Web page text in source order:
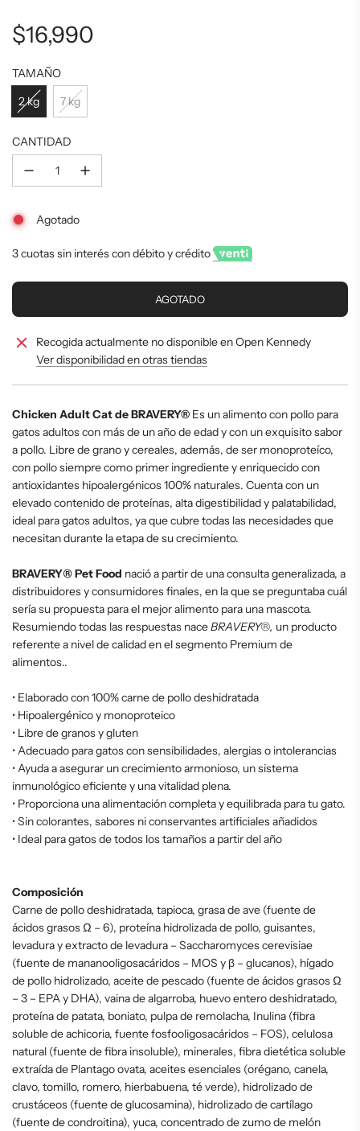
Precio
de
oferta
Precio
regular
$16,990
TAMAÑO
2 kg
7 kg
CANTIDAD
Agotado
3 cuotas sin interés con débito y crédito
C
G
A
N
D
.
.
AGOTADO
Recogida actualmente no disponible en Open Kennedy
Ver disponibilidad en otras tiendas
Chicken Adult Cat de BRAVERY® Es un alimento con pollo para
gatos adultos con más de un año de edad y con un exquisito sabor
a pollo. Libre de grano y cereales, además, de ser monoproteíco,
con pollo siempre como primer ingrediente y enriquecido con
antioxidantes hipoalergénicos 100% naturales. Cuenta con un
elevado contenido de proteínas, alta digestibilidad y palatabilidad,
ideal para gatos adultos, ya que cubre todas las necesidades que
necesitan durante la etapa de su crecimiento.
BRAVERY®Pet Food nació a partir de una consulta generalizada, a
distribuidores y consumidores finales, en la que se preguntaba cuál
sería su propuesta para el mejor alimento para una mascota.
Resumiendo todas las respuestas naceBRAVERY®, un producto
referente a nivel de calidad en el segmento Premium de
alimentos..
• Elaborado con 100% carne de pollo deshidratada
• Hipoalergénico y monoproteico
• Libre de granos y gluten
• Adecuado para gatos con sensibilidades, alergias o intolerancias
• Ayuda a asegurar un crecimiento armonioso, un sistema
inmunológico eficiente y una vitalidad plena.
• Proporciona una alimentación completa y equilibrada para tu gato.
• Sin colorantes, sabores ni conservantes artificiales añadidos
• Ideal para gatos de todos los tamaños a partir del año
Composición
Carne de pollo deshidratada, tapioca, grasa de ave (fuente de
ácidos grasos Ω – 6), proteína hidrolizada de pollo, guisantes,
levadura y extracto de levadura – Saccharomyces cerevisiae
(fuente de mananooligosacáridos – MOS y β – glucanos), hígado
de pollo hidrolizado, aceite de pescado (fuente de ácidos grasos Ω
– 3 – EPA y DHA), vaina de algarroba, huevo entero deshidratado,
proteína de patata, boniato, pulpa de remolacha, Inulina (fibra
soluble de achicoria, fuente fosfooligosacáridos – FOS), celulosa
natural (fuente de fibra insoluble), minerales, fibra dietética soluble
extraída de Plantago ovata, aceites esenciales (orégano, canela,
clavo, tomillo, romero, hierbabuena, té verde), hidrolizado de
crustáceos (fuente de glucosamina), hidrolizado de cartílago
(fuente de condroitina), yuca, concentrado de zumo de melón